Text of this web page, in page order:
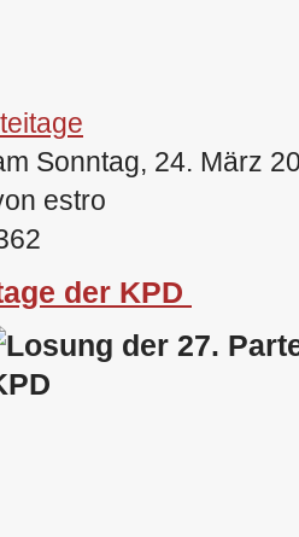
Sonntag, 24. März
estro
der KPD